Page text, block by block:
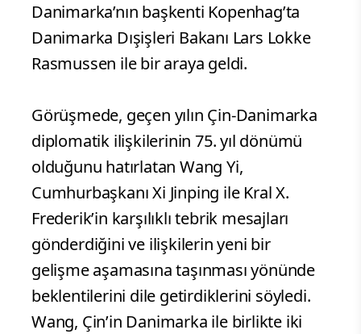
Danimarka’nın başkenti Kopenhag’ta
Danimarka Dışişleri Bakanı Lars Lokke
Rasmussen ile bir araya geldi.
Görüşmede, geçen yılın Çin-Danimarka
diplomatik ilişkilerinin 75. yıl dönümü
olduğunu hatırlatan Wang Yi,
Cumhurbaşkanı Xi Jinping ile Kral X.
Frederik’in karşılıklı tebrik mesajları
gönderdiğini ve ilişkilerin yeni bir
gelişme aşamasına taşınması yönünde
beklentilerini dile getirdiklerini söyledi.
Wang, Çin’in Danimarka ile birlikte iki